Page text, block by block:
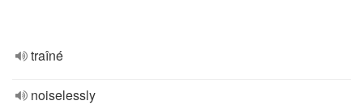
traîné
noiselessly